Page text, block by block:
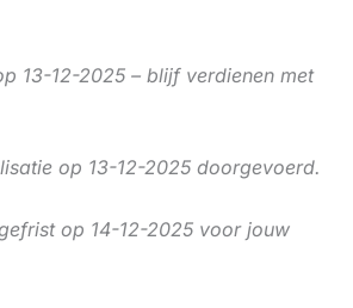
13-12-2025 – blijf verdienen met
op 13-12-2025 doorgevoerd.
op 14-12-2025 voor jouw